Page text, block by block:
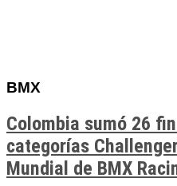
BMX
Colombia sumó 26
categorías
Mundial de BMX